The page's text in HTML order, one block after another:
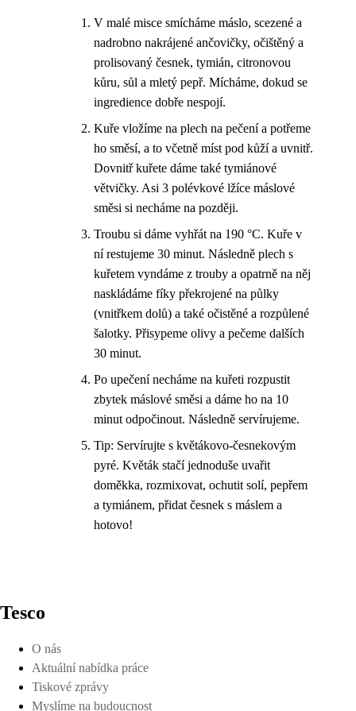
V malé misce smícháme máslo, scezené a
nadrobno nakrájené ančovičky, očištěný a
prolisovaný česnek, tymián, citronovou
kůru, sůl a mletý pepř. Mícháme, dokud se
ingredience dobře nespojí.
Kuře vložíme na plech na pečení a potřeme
ho směsí, a to včetně míst pod kůží a uvnitř.
Dovnitř kuřete dáme také tymiánové
větvičky. Asi 3 polévkové lžíce máslové
směsi si necháme na později.
Troubu si dáme vyhřát na 190 °C. Kuře v
ní restujeme 30 minut. Následně plech s
kuřetem vyndáme z trouby a opatrně na něj
naskládáme fíky překrojené na půlky
(vnitřkem dolů) a také očistěné a rozpůlené
šalotky. Přisypeme olivy a pečeme dalších
30 minut.
Po upečení necháme na kuřeti rozpustit
zbytek máslové směsi a dáme ho na 10
minut odpočinout. Následně servírujeme.
Tip: Servírujte s květákovo-česnekovým
pyré. Květák stačí jednoduše uvařit
doměkka, rozmixovat, ochutit solí, pepřem
a tymiánem, přidat česnek s máslem a
hotovo!
Tesco
O nás
Aktuální nabídka práce
Tiskové zprávy
Myslíme na budoucnost